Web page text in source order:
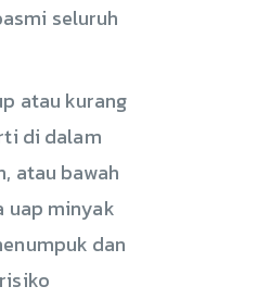
seluruh
atau kurang
di dalam
atau bawah
uap minyak
dan